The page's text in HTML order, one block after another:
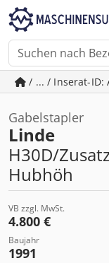
/ ... / Inserat-ID:
Gabelstapler
Linde
H30D/
Hubhöh
VB zzgl. MwSt.
4.800 €
Baujahr
1991